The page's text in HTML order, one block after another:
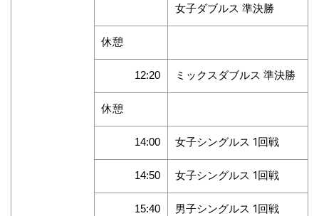
女子ダブルス 準決勝
休憩
12:20 ミックスダブルス 準決勝
休憩
14:00 女子シングルス 1回戦
14:50 女子シングルス 1回戦
15:40 男子シングルス 1回戦